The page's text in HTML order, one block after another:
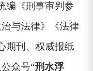
编《刑事审判参
与法律》《法律
期刊、权威报纸
众号“刑水浮